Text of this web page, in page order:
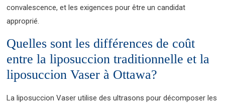
convalescence, et les exigences pour être un candidat
approprié.
Quelles sont les différences de coût
entre la liposuccion traditionnelle et la
liposuccion Vaser à Ottawa?
La liposuccion Vaser utilise des ultrasons pour décomposer les